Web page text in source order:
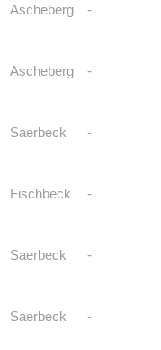
Ascheberg -
Ascheberg -
Saerbeck -
Fischbeck -
Saerbeck -
Saerbeck -